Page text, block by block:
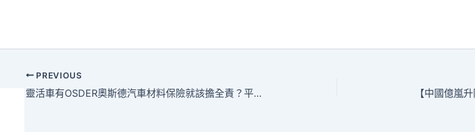
PREVIOUS
靈活車有OSDER奧斯德汽車材料保險就該擔全責？平易近警硬核喊話破解“品德綁架” 【中國億嵐